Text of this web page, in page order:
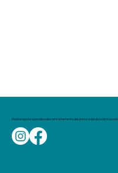
Fisioterapista specializzato nel trattamento del dolore e dei disturbi